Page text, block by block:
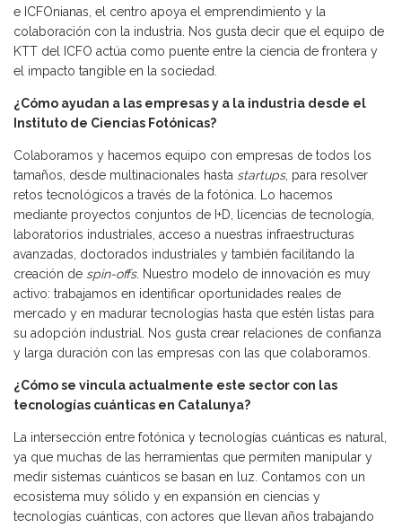
e ICFOnianas, el centro apoya el emprendimiento y la
colaboración con la industria. Nos gusta decir que el equipo de
KTT del ICFO actúa como puente entre la ciencia de frontera y
el impacto tangible en la sociedad.
¿Cómo ayudan a las empresas y a la industria desde el
Instituto de Ciencias Fotónicas?
Colaboramos y hacemos equipo con empresas de todos los
tamaños, desde multinacionales hasta startups, para resolver
retos tecnológicos a través de la fotónica. Lo hacemos
mediante proyectos conjuntos de I+D, licencias de tecnología,
laboratorios industriales, acceso a nuestras infraestructuras
avanzadas, doctorados industriales y también facilitando la
creación de spin-offs. Nuestro modelo de innovación es muy
activo: trabajamos en identificar oportunidades reales de
mercado y en madurar tecnologías hasta que estén listas para
su adopción industrial. Nos gusta crear relaciones de confianza
y larga duración con las empresas con las que colaboramos.
¿Cómose vincula actualmente este sector con las
tecnologías cuánticas en Catalunya?
La intersección entre fotónica y tecnologías cuánticas es natural,
ya que muchas de las herramientas que permiten manipular y
medir sistemas cuánticos se basan en luz. Contamos con un
ecosistema muy sólido y en expansión en ciencias y
tecnologías cuánticas, con actores que llevan años trabajando